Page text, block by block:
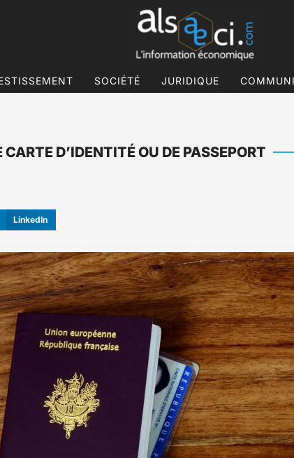
SOCIÉTÉ JURIDIQUE
D’IDENTITÉ OU DE PASSEPORT
LinkedIn